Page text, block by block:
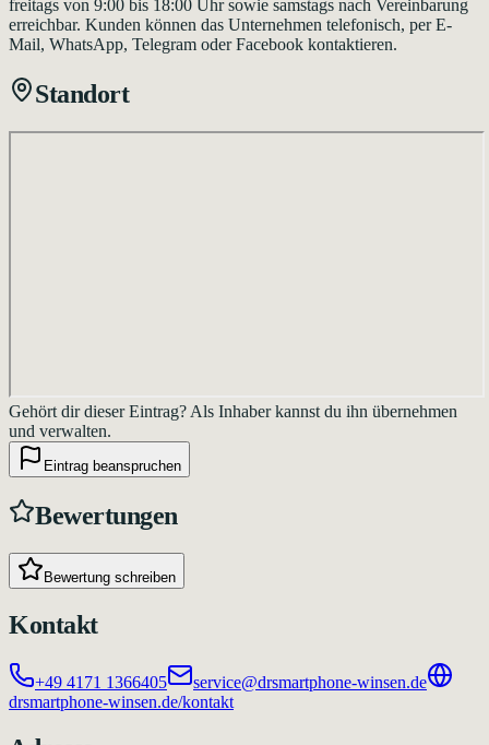
freitags von 9:00 bis 18:00 Uhr sowie samstags nach Vereinbarung
erreichbar. Kunden können das Unternehmen telefonisch, per E-
Mail, WhatsApp, Telegram oder Facebook kontaktieren.
Standort
Gehört dir dieser Eintrag? Als Inhaber kannst du ihn übernehmen
und verwalten.
Eintrag beanspruchen
Bewertungen
Bewertung schreiben
Kontakt
+49 4171 1366405
service@drsmartphone-winsen.de
drsmartphone-winsen.de/kontakt